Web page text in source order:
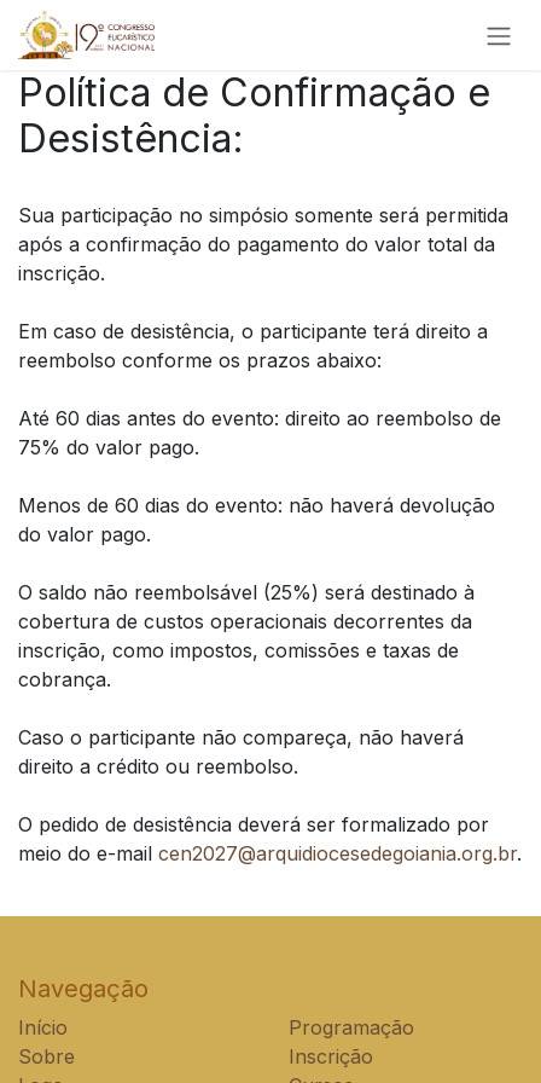
Pular para o conteúdo
Política de Confirmação e
Desistência:
Sua participação no simpósio somente será permitida
após a confirmação do pagamento do valor total da
inscrição.
Em caso de desistência, o participante terá direito a
reembolso conforme os prazos abaixo:
Até 60 dias antes do evento: direito ao reembolso de
75% do valor pago.
Menos de 60 dias do evento: não haverá devolução
do valor pago.
O saldo não reembolsável (25%) será destinado à
cobertura de custos operacionais decorrentes da
inscrição, como impostos, comissões e taxas de
cobrança.
Caso o participante não compareça, não haverá
direito a crédito ou reembolso.
O pedido de desistência deverá ser formalizado por
meio do e-mail cen2027@arquidiocesedegoiania.org.br.
Navegação
Início
Sobre
Programação
Inscrição